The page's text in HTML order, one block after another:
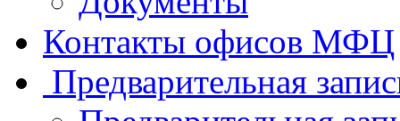
Контакты офисов МФЦ
Предварительная